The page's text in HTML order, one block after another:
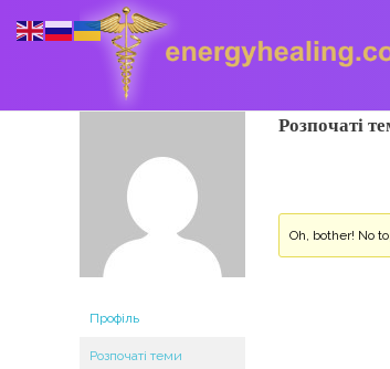
Профіль
Розпочаті теми
Розпочаті
Oh, bother! No